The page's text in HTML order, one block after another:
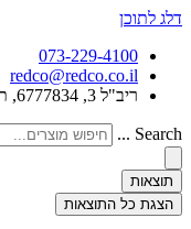
דלג לתוכן
073-229-4100
redco@redco.co.il
ריב"ל 3, 6777834, תל-אביב
Search ...
תוצאות
הצגת כל התוצאות